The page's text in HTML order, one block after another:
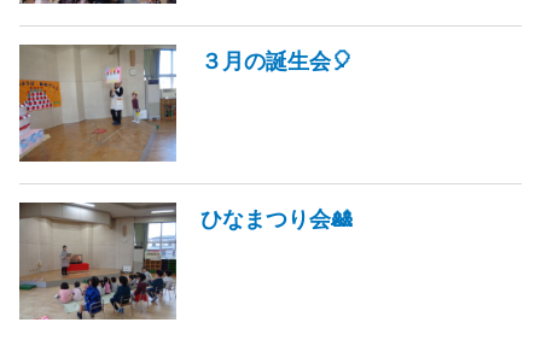
３月の誕生会🎈
ひなまつり会🎎